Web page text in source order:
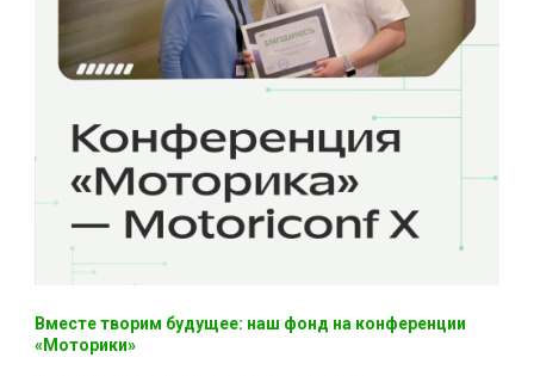
Вместе творим будущее: наш фонд на конференции
«Моторики»